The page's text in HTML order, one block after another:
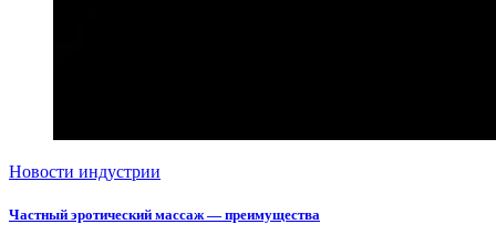
Новости индустрии
Частный эротический массаж — преимущества